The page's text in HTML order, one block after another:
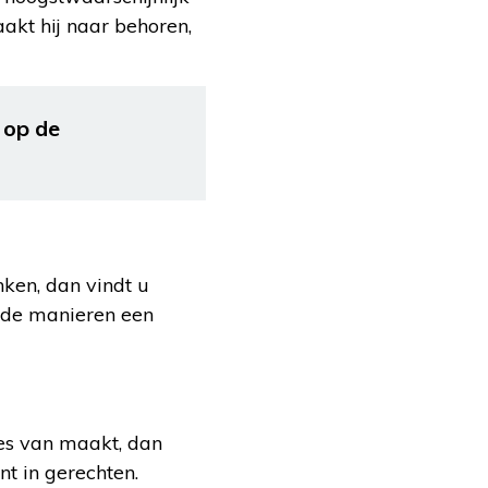
hij naar behoren,
de
dan vindt u
manieren een
van maakt, dan
in gerechten.